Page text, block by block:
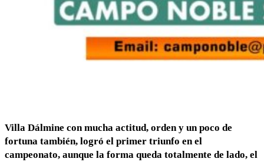
Villa Dálmine con mucha actitud, orden y un poco de
fortuna también, logró el primer triunfo en el
campeonato, aunque la forma queda totalmente de lado, el